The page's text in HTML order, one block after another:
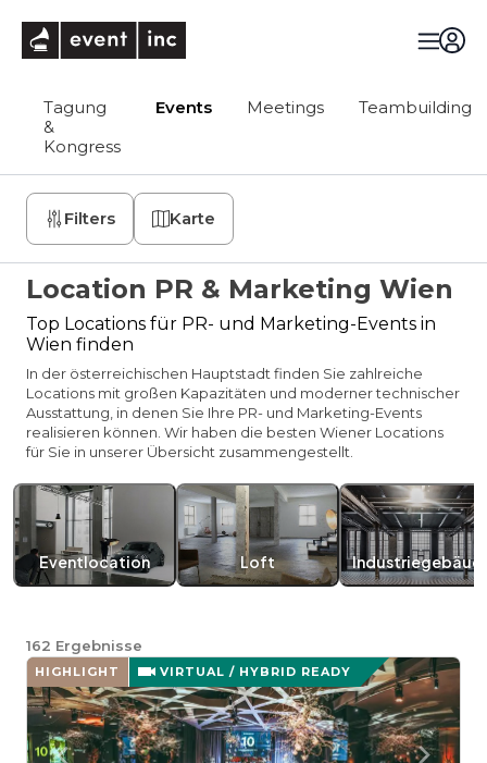
Tagung
&
Kongress
Events Meetings Teambuilding
Filters Karte
Location PR & Marketing Wien
Top Locations für PR- und Marketing-Events in
Wien finden
In der österreichischen Hauptstadt finden Sie zahlreiche
Locations mit großen Kapazitäten und moderner technischer
Ausstattung, in denen Sie Ihre PR- und Marketing-Events
realisieren können. Wir haben die besten Wiener Locations
für Sie in unserer Übersicht zusammengestellt.
Eventlocation Loft
162 Ergebnisse
HIGHLIGHT VIRTUAL / HYBRID READY